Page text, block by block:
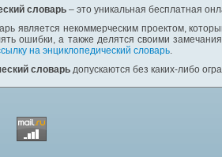
словарь – это уникальная бесплатная
является некоммерческим проектом,
ошибки, а также делятся своими
на энциклопедический словарь.
словарь допускаются без каких-либо